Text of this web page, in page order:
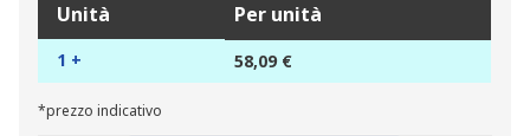
Unità Per unità
1 + 58,09 €
*prezzo indicativo